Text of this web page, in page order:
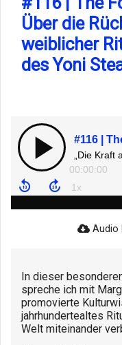
Über die
weiblicher
des Yoni
00:00:00
Audio
In dieser
spreche ich mit
promovierte
jahrhundertealtes
Welt miteinander